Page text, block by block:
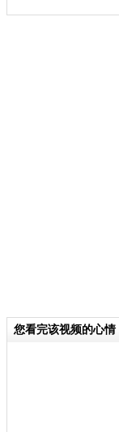
您看完该视频的心情